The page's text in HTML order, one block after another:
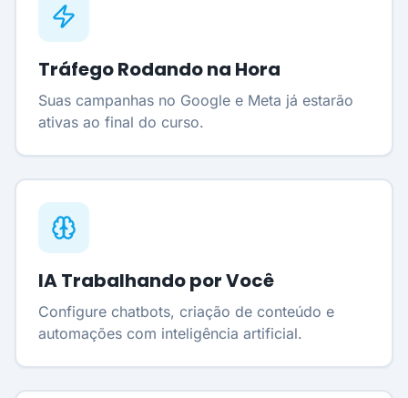
Tráfego Rodando na Hora
Suas campanhas no Google e Meta já estarão
ativas ao final do curso.
IA Trabalhando por Você
Configure chatbots, criação de conteúdo e
automações com inteligência artificial.